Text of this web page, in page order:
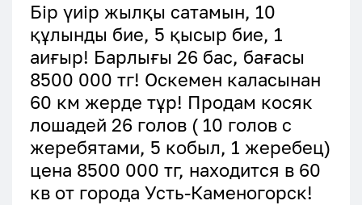
Бір үиір жылқы сатамын, 10
құлынды бие, 5 қысыр бие, 1
аиғыр! Барлығы 26 бас, бағасы
8500 000 тг! Оскемен каласынан
60 км жерде тұр! Продам косяк
лошадей 26 голов ( 10 голов с
жеребятами, 5 кобыл, 1 жеребец)
цена 8500 000 тг, находится в 60
кв от города Усть-Каменогорск!